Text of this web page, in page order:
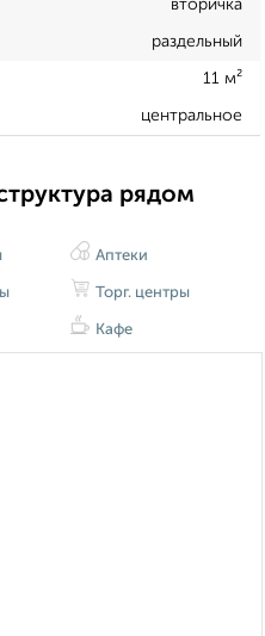
вторичка
раздельный
11 м²
центральное
рядом
Аптеки
Торг. центры
Кафе